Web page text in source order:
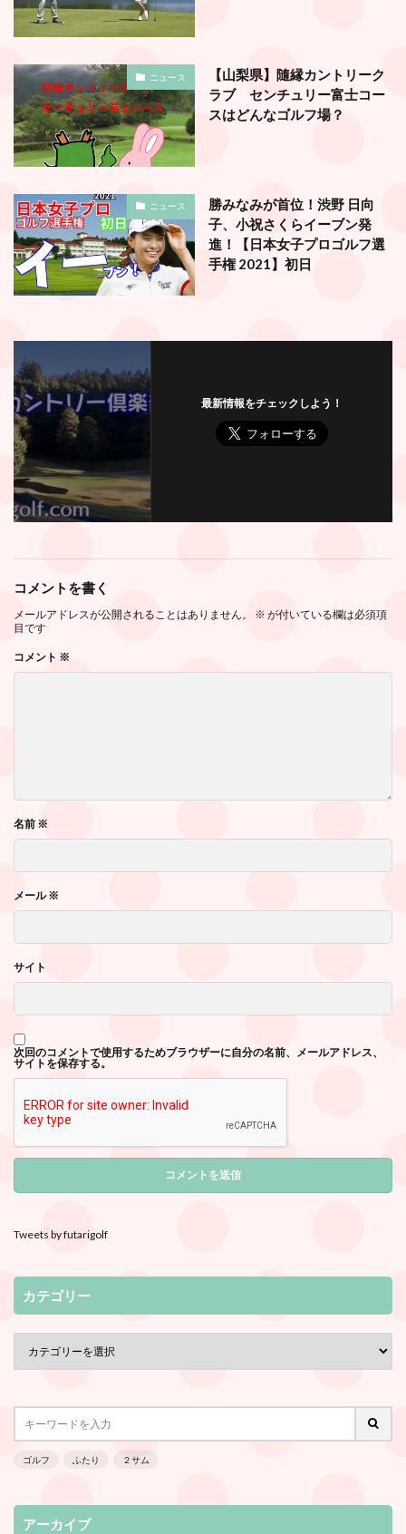
ニュース
【山梨県】隨縁カントリーク
ラブ センチュリー富士コー
スはどんなゴルフ場？
ニュース
勝みなみが首位！渋野 日向
子、小祝さくらイーブン発
進！【日本女子プロゴルフ選
手権 2021】初日
最新情報をチェックしよう！
コメントを書く
メールアドレスが公開されることはありません。 ※ が付いている欄は必須項
目です
コメント ※
名前 ※
メール※
サイト
次回のコメントで使用するためブラウザーに自分の名前、メールアドレス、
サイトを保存する。
Tweets by futarigolf
カテゴリー
ゴルフ ふたり ２サム
アーカイブ